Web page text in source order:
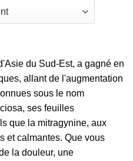
du Sud-Est, a gagné en
allant de l'augmentation
sous le nom
ses feuilles
que la mitragynine, aux
et calmantes. Que vous
la douleur, une